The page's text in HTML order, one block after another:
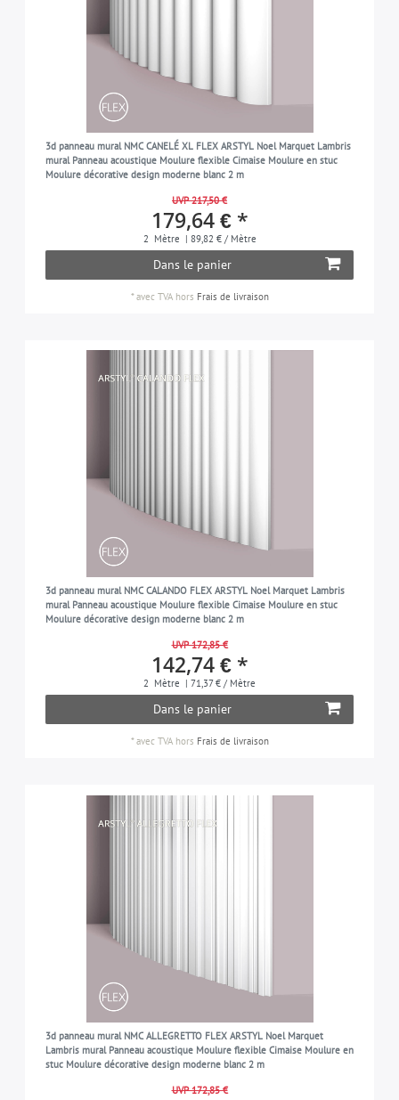
3d panneau mural NMC CANELÉ XL FLEX ARSTYL Noel Marquet Lambris
mural Panneau acoustique Moulure flexible Cimaise Moulure en stuc
Moulure décorative design moderne blanc 2 m
UVP 217,50 €
179,64 € *
2 Mètre | 89,82 € / Mètre
Dans le panier
*avec TVAhors Frais de livraison
3d panneau mural NMC CALANDO FLEX ARSTYL Noel Marquet Lambris
mural Panneau acoustique Moulure flexible Cimaise Moulure en stuc
Moulure décorative design moderne blanc 2 m
UVP 172,85 €
142,74 € *
2 Mètre | 71,37 € / Mètre
Dans le panier
*avec TVAhors Frais de livraison
3d panneau mural NMC ALLEGRETTO FLEX ARSTYL Noel Marquet
Lambris mural Panneau acoustique Moulure flexible Cimaise Moulure en
stuc Moulure décorative design moderne blanc 2 m
UVP 172,85 €